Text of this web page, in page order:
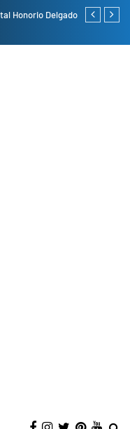
Honorio Delgado
Cambio de